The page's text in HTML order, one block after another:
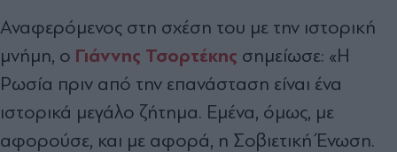
Αναφερόμενος στη σχέση του με την ιστορική
μνήμη, ο Γιάννης Τσορτέκης σημείωσε: «Η
Ρωσία πριν από την επανάσταση είναι ένα
ιστορικά μεγάλο ζήτημα. Εμένα, όμως, με
αφορούσε, και με αφορά, η Σοβιετική Ένωση.